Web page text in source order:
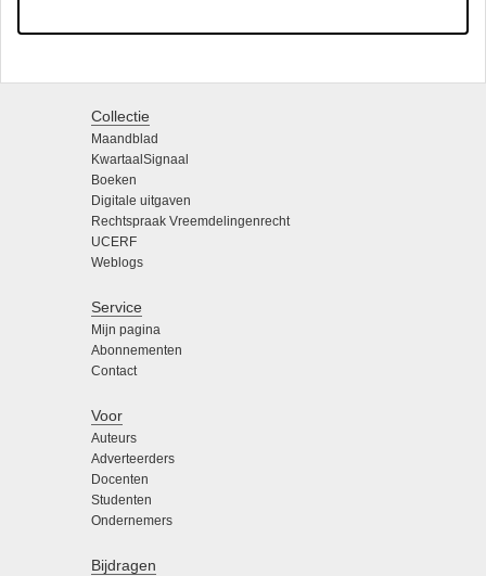
Collectie
Maandblad
KwartaalSignaal
Boeken
Digitale uitgaven
Rechtspraak Vreemdelingenrecht
UCERF
Weblogs
Service
Mijn pagina
Abonnementen
Contact
Voor
Auteurs
Adverteerders
Docenten
Studenten
Ondernemers
Bijdragen